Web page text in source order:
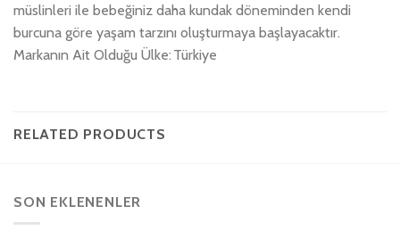
müslinleri ile bebeğiniz daha kundak döneminden kendi
burcuna göre yaşam tarzını oluşturmaya başlayacaktır.
Markanın Ait Olduğu Ülke: Türkiye
RELATED PRODUCTS
SON EKLENENLER